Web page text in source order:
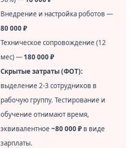
Внедрение и настройка роботов —
80 000 ₽
Техническое сопровождение (12
мес) — 180 000 ₽
Скрытые затраты (ФОТ):
выделение 2-3 сотрудников в
рабочую группу. Тестирование и
обучение отнимают время,
эквивалентное~80 000 ₽ в виде
зарплаты.